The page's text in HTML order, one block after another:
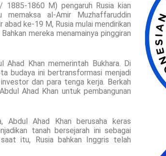
1885-1860 M) pengaruh Rusia kian
al-Amir Muzhaffaruddin
abad ke-19 M, Rusia mulai mendirikan
mereka menamainya pinggiran
Khan memerintah Bukhara. Di
budaya ini bertransformasi menjadi
dan para tenga kerja. Berkah
Ahad Khan untuk pembangunan
Abdul Ahad Khan berusaha keras
tanah bersejarah ini sebagai
itu, Rusia bahkan Inggris telah